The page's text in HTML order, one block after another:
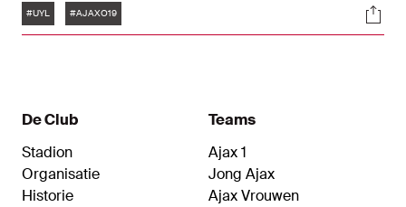
afloop keek Pharell Nash terug het duel.
Tags
#UYL #AJAXO19
De Club
Stadion
Organisatie
Historie
Teams
Ajax 1
Jong Ajax
Ajax Vrouwen